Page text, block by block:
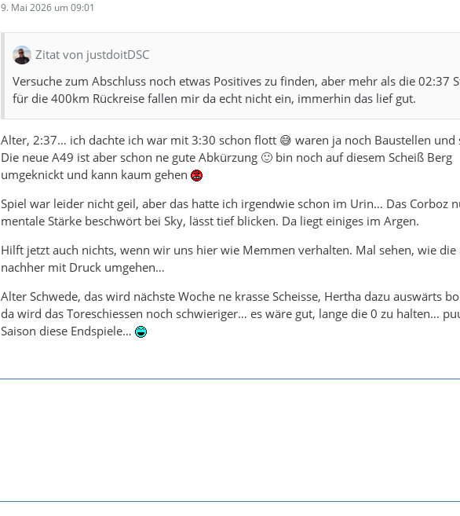
9. Mai 2026 um 09:01
Zitat von justdoitDSC
Versuche zum Abschluss noch etwas Positives zu finden, aber mehr als die 02:37
für die 400km Rückreise fallen mir da echt nicht ein, immerhin das lief gut.
Alter, 2:37… ich dachte ich war mit 3:30 schon flott 😅 waren ja noch Baustellen und
Die neue A49 ist aber schon ne gute Abkürzung 🙂 bin noch auf diesem Scheiß Berg
umgeknickt und kann kaum gehen
Spiel war leider nicht geil, aber das hatte ich irgendwie schon im Urin… Das Corboz
mentale Stärke beschwört bei Sky, lässt tief blicken. Da liegt einiges im Argen.
Hilft jetzt auch nichts, wenn wir uns hier wie Memmen verhalten. Mal sehen, wie die
nachher mit Druck umgehen…
Alter Schwede, das wird nächste Woche ne krasse Scheisse, Hertha dazu auswärts
da wird das Toreschiessen noch schwieriger… es wäre gut, lange die 0 zu halten…
Saison diese Endspiele…